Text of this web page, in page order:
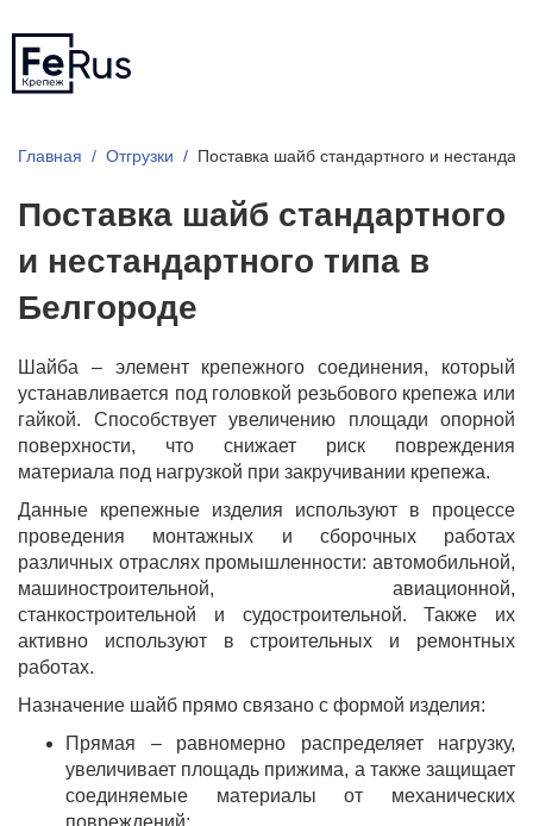
Главная Отгрузки Поставка шайб стандартного и
Поставка шайб стандартного
и нестандартного типа в
Белгороде
Шайба – элемент крепежного соединения, который
устанавливается под головкой резьбового крепежа или
гайкой. Способствует увеличению площади опорной
поверхности, что снижает риск повреждения
материала под нагрузкой при закручивании крепежа.
Данные крепежные изделия используют в процессе
проведения монтажных и сборочных работах
различных отраслях промышленности: автомобильной,
машиностроительной, авиационной,
станкостроительной и судостроительной. Также их
активно используют в строительных и ремонтных
работах.
Назначение шайб прямо связано с формой изделия:
Прямая – равномерно распределяет нагрузку,
увеличивает площадь прижима, а также защищает
соединяемые материалы от механических